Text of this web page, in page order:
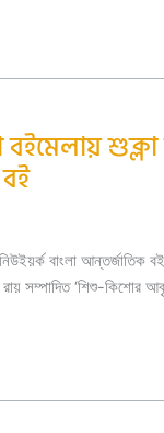
বইমেলায়
বাংলা আন্তর্জাতিক
সম্পাদিত ‘শিশু-কিশোর